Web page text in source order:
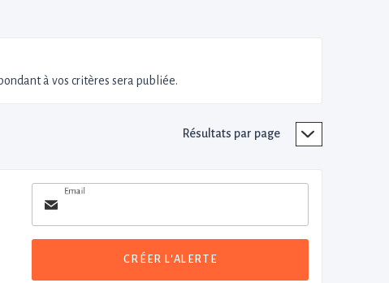
à vos critères sera publiée.
Résultats par page
Email
CRÉER L'ALERTE